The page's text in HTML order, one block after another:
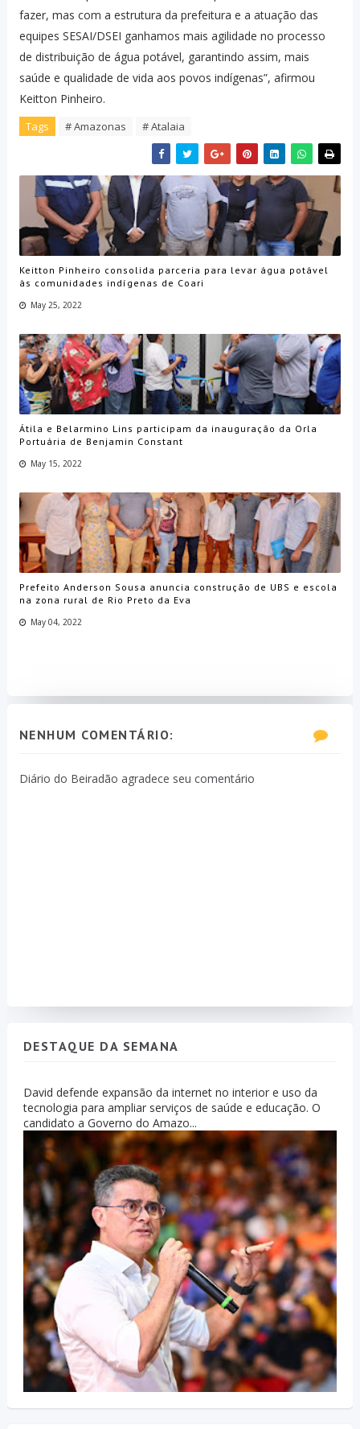
fazer, mas com a estrutura da prefeitura e a atuação das
equipes SESAI/DSEI ganhamos mais agilidade no processo
de distribuição de água potável, garantindo assim, mais
saúde e qualidade de vida aos povos indígenas”, afirmou
Keitton Pinheiro.
Tags # Amazonas # Atalaia
Keitton Pinheiro consolida parceria para levar água potável
às comunidades indígenas de Coari
May 25, 2022
Átila e Belarmino Lins participam da inauguração da Orla
Portuária de Benjamin Constant
May 15, 2022
Prefeito Anderson Sousa anuncia construção de UBS e escola
na zona rural de Rio Preto da Eva
May 04, 2022
NENHUM COMENTÁRIO:
Diário do Beiradão agradece seu comentário
DESTAQUE DA SEMANA
David defende expansão da internet no interior e uso da
tecnologia para ampliar serviços de saúde e educação. O
candidato a Governo do Amazo...